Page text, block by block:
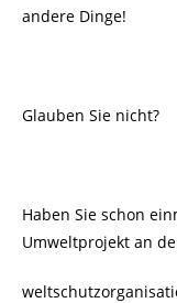
andere Dinge!
Glauben Sie nicht?
Haben Sie schon
Umweltprojekt an